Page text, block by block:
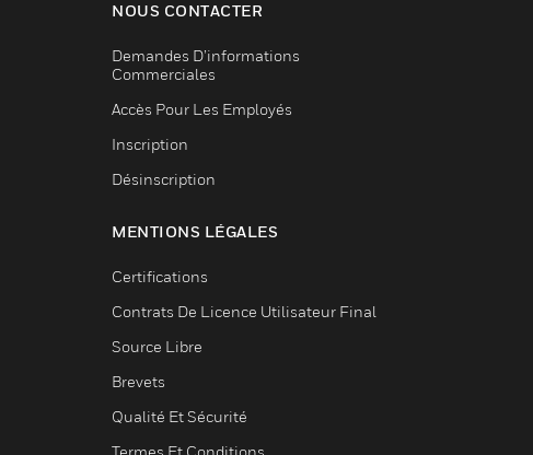
NOUS CONTACTER
Demandes D’informations
Commerciales
Accès Pour Les Employés
Inscription
Désinscription
MENTIONS LÉGALES
Certifications
Contrats De Licence Utilisateur Final
Source Libre
Brevets
Qualité Et Sécurité
Termes Et Conditions